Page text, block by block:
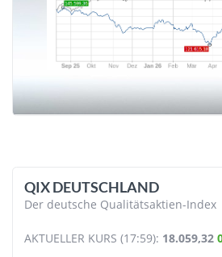
QIX DEUTSCHLAND
Der deutsche Qualitätsaktien-Index
AKTUELLER KURS (17:59): 18.059,32